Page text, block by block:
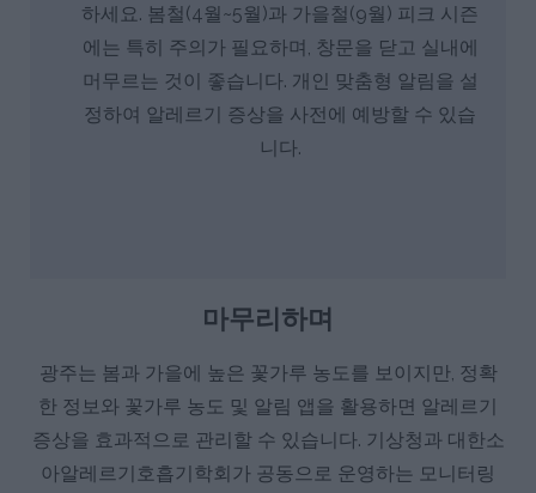
하세요. 봄철(4월~5월)과 가을철(9월) 피크 시즌
에는 특히 주의가 필요하며, 창문을 닫고 실내에
머무르는 것이 좋습니다. 개인 맞춤형 알림을 설
정하여 알레르기 증상을 사전에 예방할 수 있습
니다.
마무리하며
광주는 봄과 가을에 높은 꽃가루 농도를 보이지만, 정확
한 정보와 꽃가루 농도 및 알림 앱을 활용하면 알레르기
증상을 효과적으로 관리할 수 있습니다. 기상청과 대한소
아알레르기호흡기학회가 공동으로 운영하는 모니터링